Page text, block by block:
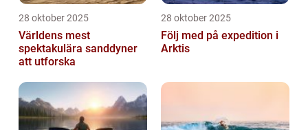
28 oktober 2025
Världens mest
spektakulära sanddyner
att utforska
28 oktober 2025
Följ med på expedition i
Arktis